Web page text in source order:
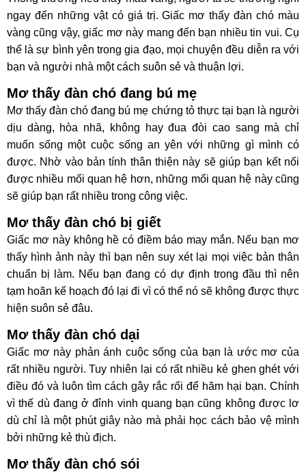
ngay đến những vật có giá trị. Giấc mơ thấy đàn chó màu
vàng cũng vậy, giấc mơ này mang đến bạn nhiều tin vui. Cụ
thể là sự bình yên trong gia đạo, mọi chuyện đều diễn ra với
bạn và người nhà một cách suôn sẻ và thuận lợi.
Mơ thấy đàn chó đang bú mẹ
Mơ thấy đàn chó đang bú mẹ chứng tỏ thực tại bạn là người
dịu dàng, hòa nhã, không hay đua đòi cao sang mà chỉ
muốn sống một cuộc sống an yên với những gì mình có
được. Nhờ vào bản tính thân thiện này sẽ giúp bạn kết nối
được nhiều mối quan hệ hơn, những mối quan hệ này cũng
sẽ giúp bạn rất nhiều trong công việc.
Mơ thấy đàn chó bị giết
Giấc mơ này không hề có điềm báo may mắn. Nếu bạn mơ
thấy hình ảnh này thì bạn nên suy xét lại mọi việc bản thân
chuẩn bị làm. Nếu bạn đang có dự định trong đầu thì nên
tạm hoãn kế hoạch đó lại đi vì có thể nó sẽ không được thực
hiện suôn sẻ đâu.
Mơ thấy đàn chó dại
Giấc mơ này phản ánh cuộc sống của bạn là ước mơ của
rất nhiều người. Tuy nhiên lại có rất nhiều kẻ ghen ghét với
điều đó và luôn tìm cách gây rắc rối để hãm hại bạn. Chính
vì thế dù đang ở đỉnh vinh quang bạn cũng không được lơ
dù chỉ là một phút giây nào mà phải học cách bảo vệ mình
bởi những kẻ thù địch.
Mơ thấy đàn chó sói